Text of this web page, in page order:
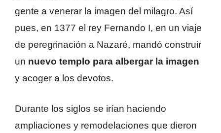
gente a venerar la imagen del milagro. Así
pues, en 1377 el rey Fernando I, en un viaje
de peregrinación a Nazaré, mandó construir
un nuevo templo para albergar la imagen
y acoger a los devotos.
Durante los siglos se irían haciendo
ampliaciones y remodelaciones que dieron